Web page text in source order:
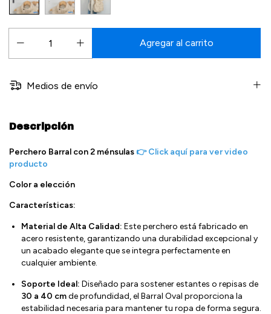
Medios de envío
Descripción
Perchero Barral con 2 ménsulas👉 Click aquí para ver video
producto
Color a elección
Características:
Material de Alta Calidad: Este perchero está fabricado en
acero resistente, garantizando una durabilidad excepcional y
un acabado elegante que se integra perfectamente en
cualquier ambiente.
Soporte Ideal: Diseñado para sostener estantes o repisas de
30 a 40 cmde profundidad, el Barral Oval proporciona la
estabilidad necesaria para mantener tu ropa de forma segura.